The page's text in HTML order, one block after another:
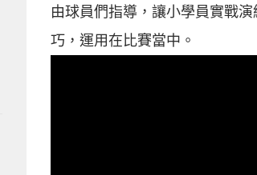
由球員們指導，讓小學員實戰
巧，運用在比賽當中。